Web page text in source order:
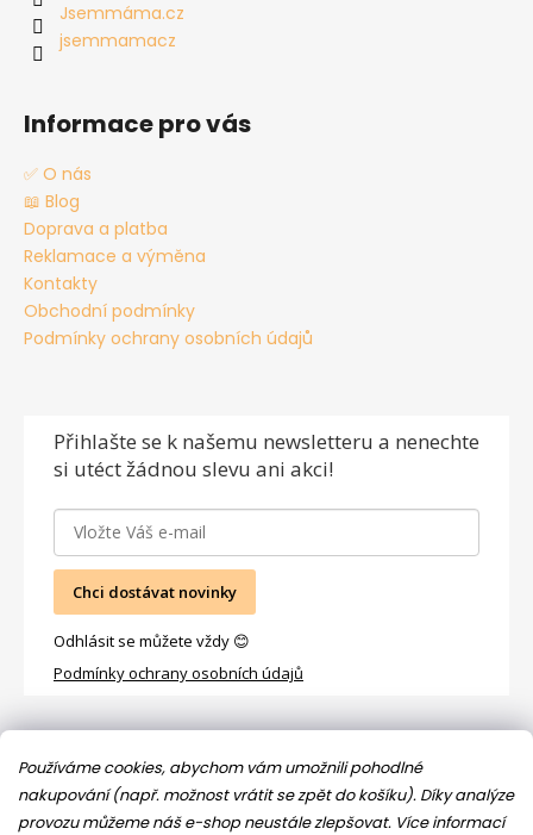
Používáme cookies, abychom vám umožnili pohodlné
nakupování (např. možnost vrátit se zpět do košíku). Díky analýze
provozu můžeme náš e-shop neustále zlepšovat. Více informací
Jsemmáma.cz
jsemmamacz
Informace pro vás
✅ O nás
📖 Blog
Doprava a platba
Reklamace a výměna
Kontakty
Obchodní podmínky
Podmínky ochrany osobních údajů
Přihlašte se k našemu newsletteru a nenechte
si utéct žádnou slevu ani akci!
Chci dostávat novinky
Odhlásit se můžete vždy 😊
Podmínky ochrany osobních údajů
Facebook